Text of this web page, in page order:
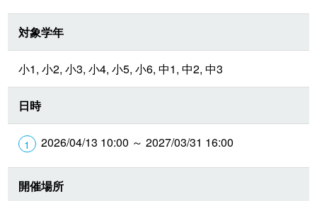
対象学年
小1, 小2, 小3, 小4, 小5, 小6, 中1, 中2, 中3
日時
2026/04/13 10:00 ～ 2027/03/31 16:00
開催場所